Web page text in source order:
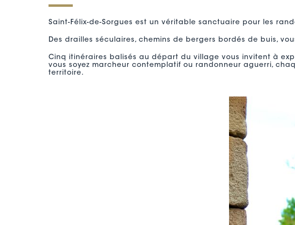
Saint-Félix-de-Sorgues est un véritable sanctuaire pour les
Des drailles séculaires, chemins de bergers bordés de buis,
Cinq itinéraires balisés au départ du village vous invitent à
vous soyez marcheur contemplatif ou randonneur aguerri,
territoire.